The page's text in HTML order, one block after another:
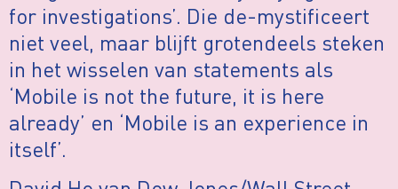
for investigations’. Die de-mystificeert
niet veel, maar blijft grotendeels steken
in het wisselen van statements als
‘Mobile is not the future, it is here
already’ en ‘Mobile is an experience in
itself’.